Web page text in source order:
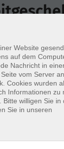
Wir
die uns alle
Tageszeit
Website
auf dem
Nachricht in
vom Server
Cookies wurden
Informationen zu
willigen Sie in
Sie in unseren